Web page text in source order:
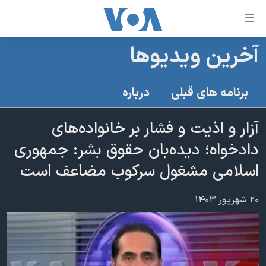
لینکهای
قابل
دسترسی
محتوای
اصلی
جهش
به
صفحه
جهش
به
جستجو
خانه
نسخه سبک وب‌سایت
موضوع ها
ایران
آمریکا
جهان
گزیده‌ها
ویژه برنامه‌ها
ویدیوها
برنامه های تلویزیونی
جدول برنامه ها
صفحه‌های ویژه
عملیات خشم حماسی
۲۵۰سالگی آمریکا
بایگانی برنامه‌های تلویزیونی
پخش رادیویی
یادگیری زبان انگلیسی
آخرین ویدیوها
برنامه های قبلی درباره
آزار و اذیت و فشار بر خانواده‌های
دادخواه؛ دیده‌بان حقوق بشر: جمهوری
اسلامی مشغول سرکوب مضاعف است
۲۰ شهریور ۱۴۰۳